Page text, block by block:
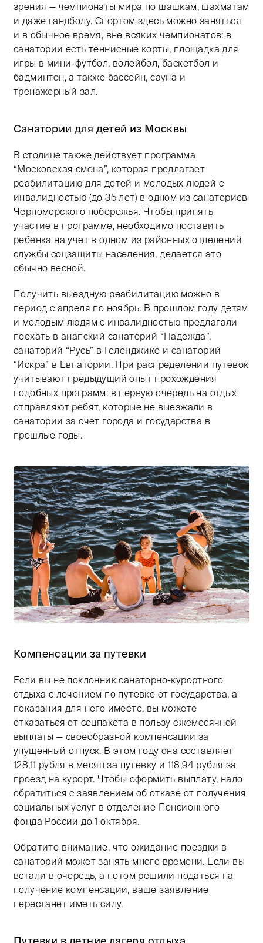
зрения — чемпионаты мира по шашкам, шахматам
и даже гандболу. Спортом здесь можно заняться
и в обычное время, вне всяких чемпионатов: в
санатории есть теннисные корты, площадка для
игры в мини-футбол, волейбол, баскетбол и
бадминтон, а также бассейн, сауна и
тренажерный зал.
Санатории для детей из Москвы
В столице также действует программа
“Московская смена”, которая предлагает
реабилитацию для детей и молодых людей с
инвалидностью (до 35 лет) в одном из санаториев
Черноморского побережья. Чтобы принять
участие в программе, необходимо поставить
ребенка на учет в одном из районных отделений
службы соцзащиты населения, делается это
обычно весной.
Получить выездную реабилитацию можно в
период с апреля по ноябрь. В прошлом году детям
и молодым людям с инвалидностью предлагали
поехать в анапский санаторий “Надежда”,
санаторий “Русь” в Геленджике и санаторий
“Искра” в Евпатории. При распределении путевок
учитывают предыдущий опыт прохождения
подобных программ: в первую очередь на отдых
отправляют ребят, которые не выезжали в
санатории за счет города и государства в
прошлые годы.
Тифлокомментарий: цветная фотография.
Компенсации за путевки
Если вы не поклонник санаторно-курортного
отдыха с лечением по путевке от государства, а
показания для него имеете, вы можете
отказаться от соцпакета в пользу ежемесячной
выплаты — своеобразной компенсации за
упущенный отпуск. В этом году она составляет
128,11 рубля в месяц за путевку и 118,94 рубля за
проезд на курорт. Чтобы оформить выплату, надо
обратиться с заявлением об отказе от получения
социальных услуг в отделение Пенсионного
фонда России до 1 октября.
Обратите внимание, что ожидание поездки в
санаторий может занять много времени. Если вы
встали в очередь, а потом решили податься на
получение компенсации, ваше заявление
перестанет иметь силу.